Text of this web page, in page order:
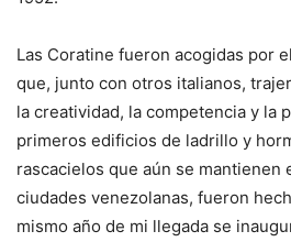
Las Coratine fueron acogidas por
que, junto con otros italianos,
la creatividad, la competencia y la
primeros edificios de ladrillo y
rascacielos que aún se mantienen
ciudades venezolanas, fueron
mismo año de mi llegada se